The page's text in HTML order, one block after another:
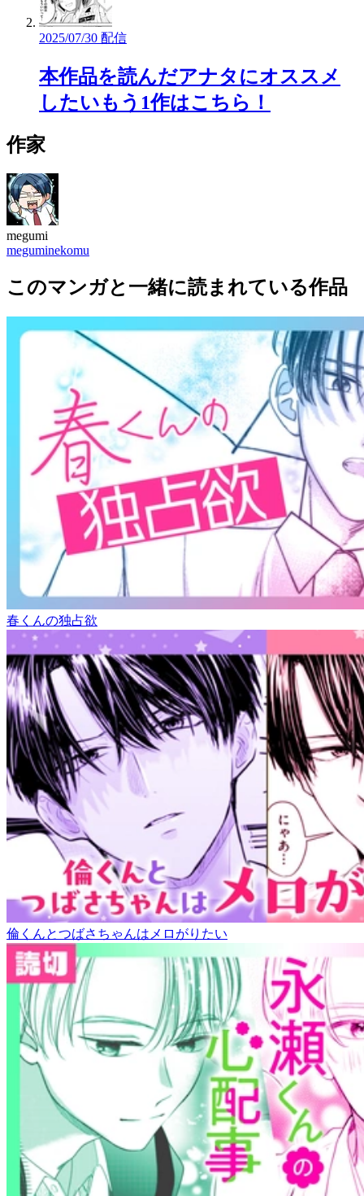
2025/07/30 配信
本作品を読んだアナタにオススメ
したいもう1作はこちら！
作家
megumi
meguminekomu
このマンガと一緒に読まれている作品
春くんの独占欲
倫くんとつばさちゃんはメロがりたい